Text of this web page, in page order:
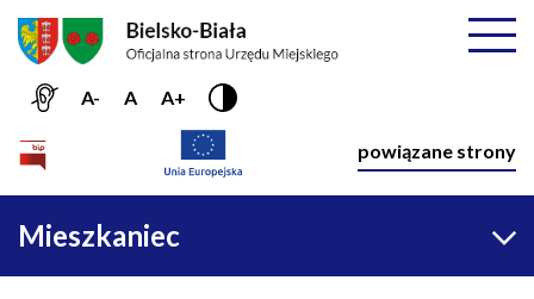
Przejdź do menu głównego
Przejdź do treści
Mapa serwisu
A- A A+
powiązane strony
Główna
nawigacja
Mieszkaniec